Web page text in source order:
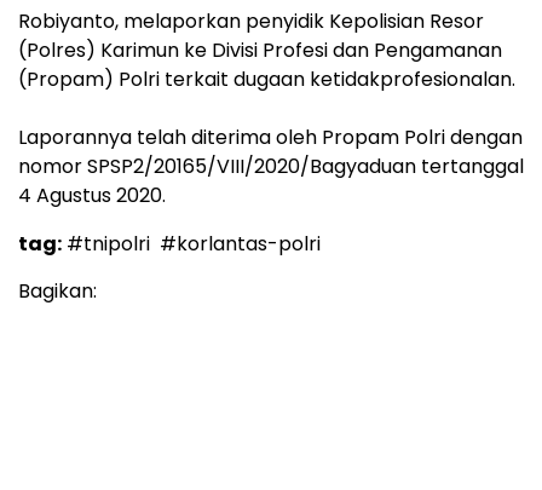
Robiyanto, melaporkan penyidik Kepolisian Resor
(Polres) Karimun ke Divisi Profesi dan Pengamanan
(Propam) Polri terkait dugaan ketidakprofesionalan.
Laporannya telah diterima oleh Propam Polri dengan
nomor SPSP2/20165/VIII/2020/Bagyaduan tertanggal
4 Agustus 2020.
tag: #tnipolri #korlantas-polri
Bagikan: